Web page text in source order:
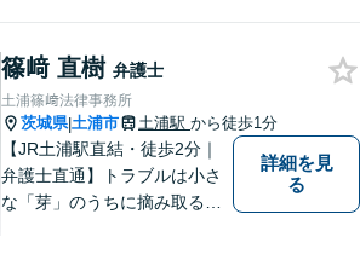
ら、お気軽にご相談くださ
い。
篠﨑 直樹 弁護士
土浦篠﨑法律事務所
茨城県|土浦市 土浦駅 から徒歩1分
【JR土浦駅直結・徒歩2分｜
弁護士直通】トラブルは小さ
な「芽」のうちに摘み取るこ
詳細を見
る